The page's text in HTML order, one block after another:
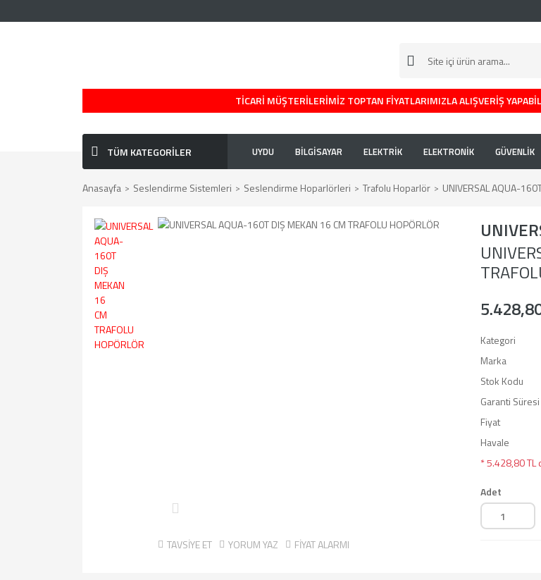
TİCARİ MÜŞTERİLERİMİZ TOPTAN FİYATLARIMIZLA ALIŞVERİŞ
TÜM KATEGORİLER UYDU BİLGİSAYAR ELEKTRİK ELEKTRONİK GÜVENLİK
Anasayfa Seslendirme Sistemleri Seslendirme Hoparlörleri Trafolu Hoparlör UNIVERSAL AQUA-
TAVSİYE ET YORUM YAZ FİYAT ALARMI
Kategori
Marka
Stok Kodu
Garanti Süresi
Fiyat
Havale
* 5.428,80 TL
Adet